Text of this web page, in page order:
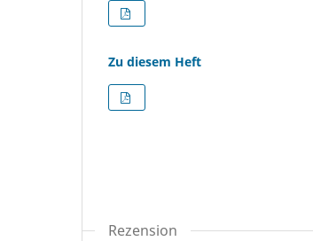
Zu diesem Heft
Rezension